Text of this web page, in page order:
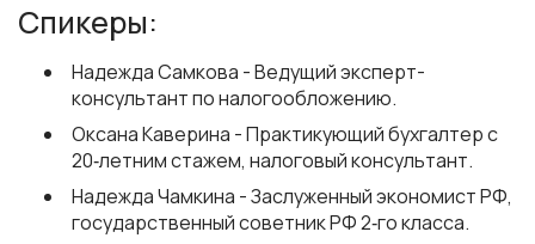
Спикеры:
Надежда Самкова - Ведущий эксперт-
консультант по налогообложению.
Оксана Каверина - Практикующий бухгалтер с
20‑летним стажем, налоговый консультант.
Надежда Чамкина - Заслуженный экономист РФ,
государственный советник РФ 2‑го класса.